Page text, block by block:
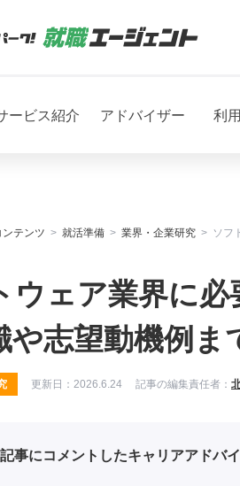
ービス紹介 アドバイザー 利
テンツ 就活準備 業界・企業研究
ソフ
ウェア業界に
や志望動機例ま
更新日： 2026.6.24 記事の編集責任者：
事にコメントしたキャリアアドバ